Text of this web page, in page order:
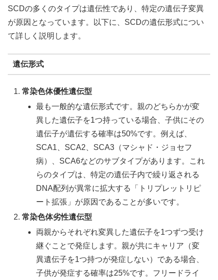
SCDの多くのタイプは遺伝性であり、特定の遺伝子変異
が原因となっています。以下に、SCDの遺伝形式につい
て詳しく説明します。
遺伝形式
常染色体優性遺伝型
最も一般的な遺伝形式です。親のどちらかが変
異した遺伝子を1つ持っている場合、子供にその
遺伝子が遺伝する確率は50%です。例えば、
SCA1、SCA2、SCA3（マシャド・ジョセフ
病）、SCA6などのサブタイプがあります。これ
らのタイプは、特定の遺伝子内で繰り返される
DNA配列が異常に拡大する「トリプレットリピ
ート拡張」が原因であることが多いです。
常染色体劣性遺伝型
両親からそれぞれ変異した遺伝子を1つずつ受け
継ぐことで発症します。親が共にキャリア（変
異遺伝子を1つ持つが発症しない）である場合、
子供が発症する確率は25%です。フリードライ